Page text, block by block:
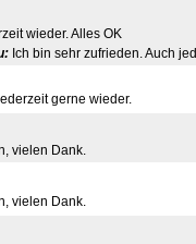
wieder. Alles OK
Ich bin sehr zufrieden. Auch
gerne wieder.
vielen Dank.
vielen Dank.